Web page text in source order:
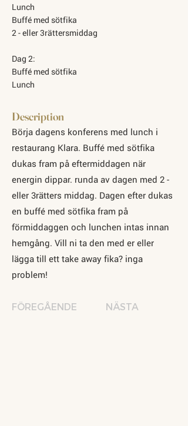
Lunch
Buffé med sötfika
2 - eller 3rättersmiddag
Dag 2:
Buffé med sötfika
Lunch
Description
Börja dagens konferens med lunch i
restaurang Klara. Buffé med sötfika
dukas fram på eftermiddagen när
energin dippar. runda av dagen med 2 -
eller 3rätters middag. Dagen efter dukas
en buffé med sötfika fram på
förmiddaggen och lunchen intas innan
hemgång. Vill ni ta den med er eller
lägga till ett take away fika? inga
problem!
FÖREGÅENDE NÄSTA